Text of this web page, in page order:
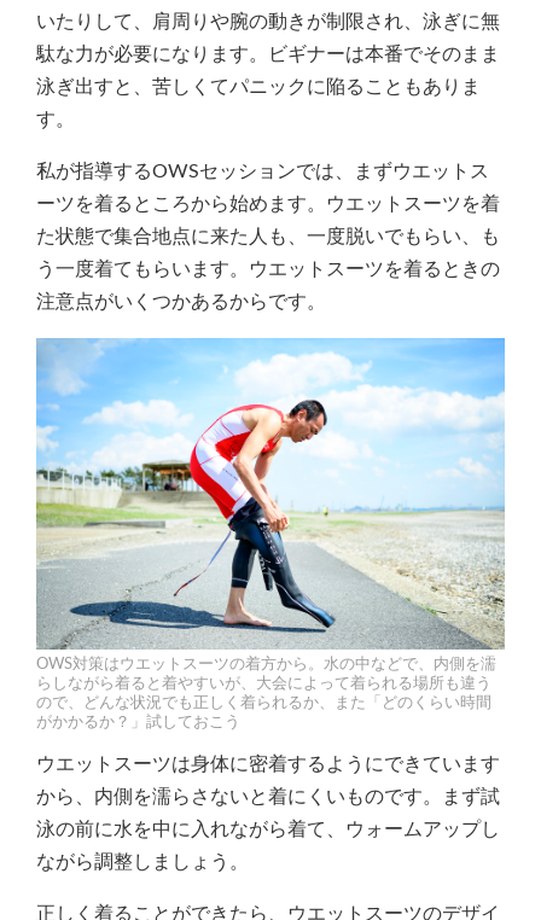
いたりして、肩周りや腕の動きが制限され、泳ぎに無
駄な力が必要になります。ビギナーは本番でそのまま
泳ぎ出すと、苦しくてパニックに陥ることもありま
す。
私が指導するOWSセッションでは、まずウエットス
ーツを着るところから始めます。ウエットスーツを着
た状態で集合地点に来た人も、一度脱いでもらい、も
う一度着てもらいます。ウエットスーツを着るときの
注意点がいくつかあるからです。
OWS対策はウエットスーツの着方から。水の中などで、内側を濡
らしながら着ると着やすいが、大会によって着られる場所も違う
ので、どんな状況でも正しく着られるか、また「どのくらい時間
がかかるか？」試しておこう
ウエットスーツは身体に密着するようにできています
から、内側を濡らさないと着にくいものです。まず試
泳の前に水を中に入れながら着て、ウォームアップし
ながら調整しましょう。
正しく着ることができたら、ウエットスーツのデザイ